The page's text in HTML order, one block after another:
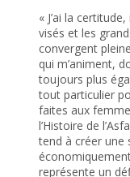
« J’ai la
visés et les
convergent
qui m’animent,
toujours plus
tout particulier
faites aux
l’Histoire de
tend à créer une
représente un